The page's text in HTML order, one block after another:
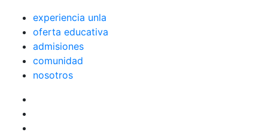
experiencia unla
oferta educativa
admisiones
comunidad
nosotros